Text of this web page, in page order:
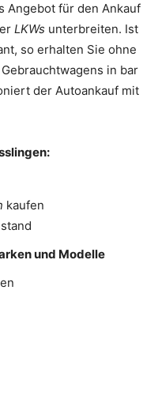
Angebot für den Ankauf
LKWs unterbreiten. Ist
so erhalten Sie ohne
in bar
der Autoankauf mit
kaufen
und Modelle